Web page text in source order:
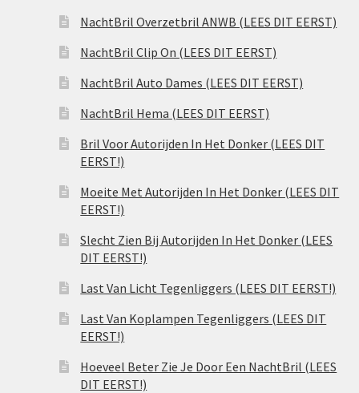
NachtBril Overzetbril ANWB (LEES DIT EERST)
NachtBril Clip On (LEES DIT EERST)
NachtBril Auto Dames (LEES DIT EERST)
NachtBril Hema (LEES DIT EERST)
Bril Voor Autorijden In Het Donker (LEES DIT
EERST!)
Moeite Met Autorijden In Het Donker (LEES DIT
EERST!)
Slecht Zien Bij Autorijden In Het Donker (LEES
DIT EERST!)
Last Van Licht Tegenliggers (LEES DIT EERST!)
Last Van Koplampen Tegenliggers (LEES DIT
EERST!)
Hoeveel Beter Zie Je Door Een NachtBril (LEES
DIT EERST!)